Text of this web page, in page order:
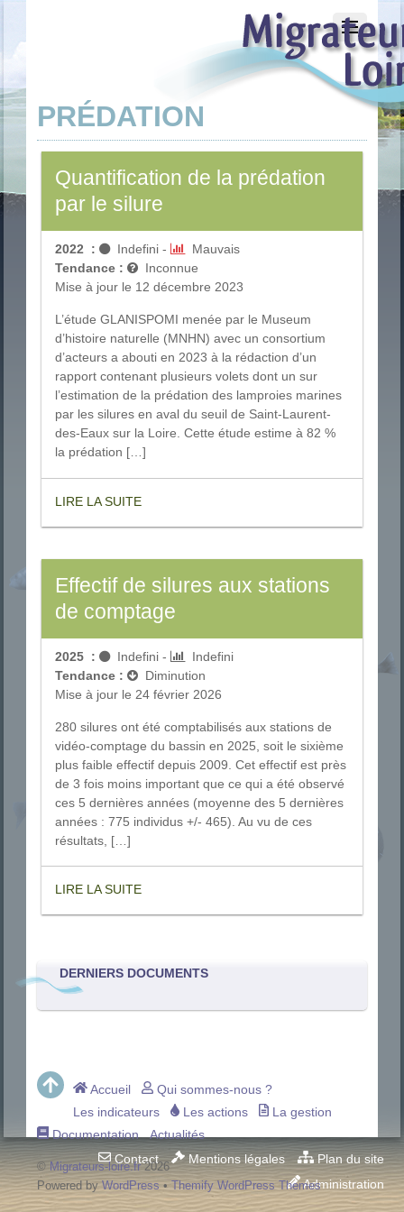
PRÉDATION
Quantification de la prédation
par le silure
2022 : Indefini -
Mauvais
Tendance :
Inconnue
Mise à jour le 12 décembre 2023
L’étude GLANISPOMI menée par le Museum
d’histoire naturelle (MNHN) avec un consortium
d’acteurs a abouti en 2023 à la rédaction d’un
rapport contenant plusieurs volets dont un sur
l’estimation de la prédation des lamproies marines
par les silures en aval du seuil de Saint-Laurent-
des-Eaux sur la Loire. Cette étude estime à 82 %
la prédation […]
LIRE LA SUITE
Effectif de silures aux stations
de comptage
2025 : Indefini -
Indefini
Tendance :
Diminution
Mise à jour le 24 février 2026
280 silures ont été comptabilisés aux stations de
vidéo-comptage du bassin en 2025, soit le sixième
plus faible effectif depuis 2009. Cet effectif est près
de 3 fois moins important que ce qui a été observé
ces 5 dernières années (moyenne des 5 dernières
années : 775 individus +/- 465). Au vu de ces
résultats, […]
LIRE LA SUITE
DERNIERS DOCUMENTS
Accueil
Qui sommes-nous ?
Les indicateurs
Les actions
La gestion
Documentation
Actualités
© Migrateurs-loire.fr2026
Powered byWordPress•Themify WordPress Themes
Contact Mentions légales
Plan du site
Administration